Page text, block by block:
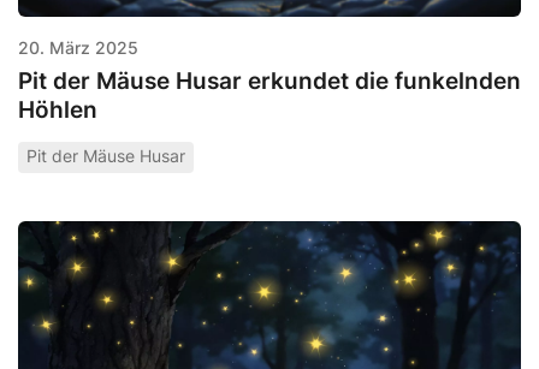
20. März 2025
Pit der Mäuse Husar erkundet die funkelnden
Höhlen
Pit der Mäuse Husar